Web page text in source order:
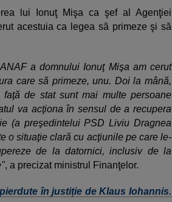
lui Ionuţ Mişa ca şef al Agenţiei
acestuia ca legea să primeze şi să
a domnului Ionuţ Mişa am cerut
care să primeze, unu. Doi la mână,
de stat sunt mai multe persoane
va acţiona în sensul de a recupera
(a preşedintelui PSD Liviu Dragnea
o situaţie clară cu acţiunile pe care le-
de la datornici, inclusiv de la
, a precizat ministrul Finanţelor.
în justiție de Klaus Iohannis.